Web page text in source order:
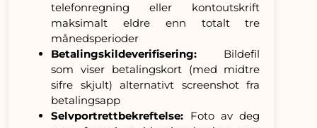
telefonregning eller kontoutskrift
maksimalt eldre enn totalt tre
månedsperioder
Betalingskildeverifisering: Bildefil
som viser betalingskort (med midtre
sifre skjult) alternativt screenshot fra
betalingsapp
Selvportrettbekreftelse: Foto av deg